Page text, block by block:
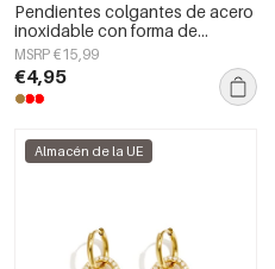
Pendientes colgantes de acero
inoxidable con forma de
corazón, sencillos, de la serie
Daily Simple, joyería para mujer.
MSRP €15,99
€4,95
Almacén de la UE